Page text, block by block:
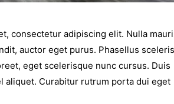
consectetur adipiscing elit. Nulla
auctor eget purus. Phasellus
eget scelerisque nunc cursus. Duis
aliquet. Curabitur rutrum porta dui eget